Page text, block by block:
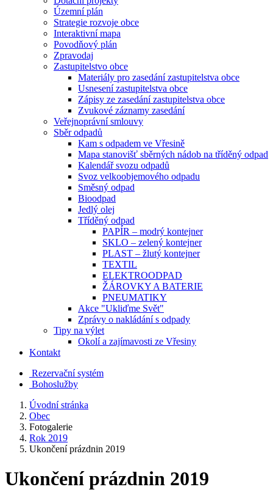
Územní plán
Strategie rozvoje obce
Interaktivní mapa
Povodňový plán
Zpravodaj
Zastupitelstvo obce
Materiály pro zasedání zastupitelstva obce
Usnesení zastupitelstva obce
Zápisy ze zasedání zastupitelstva obce
Zvukové záznamy zasedání
Veřejnoprávní smlouvy
Sběr odpadů
Kam s odpadem ve Vřesině
Mapa stanovišť sběrných nádob na tříděný odpad
Kalendář svozu odpadů
Svoz velkoobjemového odpadu
Směsný odpad
Bioodpad
Jedlý olej
Tříděný odpad
PAPÍR – modrý kontejner
SKLO – zelený kontejner
PLAST – žlutý kontejner
TEXTIL
ELEKTROODPAD
ŽÁROVKY A BATERIE
PNEUMATIKY
Akce "Ukliďme Svět"
Zprávy o nakládání s odpady
Tipy na výlet
Okolí a zajímavosti ze Vřesiny
Kontakt
Rezervační systém
Bohoslužby
Úvodní stránka
Obec
Fotogalerie
Rok 2019
Ukončení prázdnin 2019
Ukončení prázdnin 2019